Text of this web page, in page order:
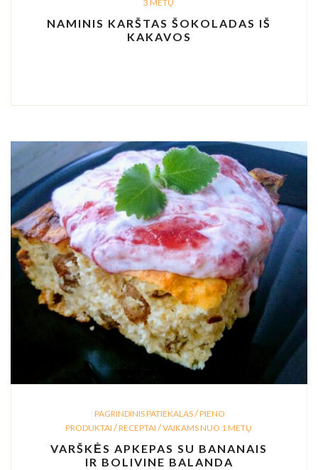
3 METŲ
NAMINIS KARŠTAS ŠOKOLADAS IŠ
KAKAVOS
PAGRINDINIS PATIEKALAS/PIENO
PRODUKTAI /RECEPTAI /VAIKAMS NUO 1 METŲ
VARŠKĖS APKEPAS SU BANANAIS
IR BOLIVINE BALANDA